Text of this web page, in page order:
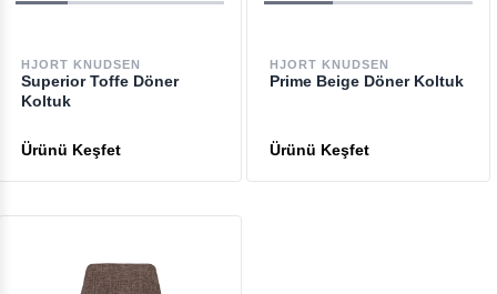
HJORT KNUDSEN
Superior Toffe Döner
Koltuk
HJORT KNUDSEN
Prime Beige Döner Koltuk